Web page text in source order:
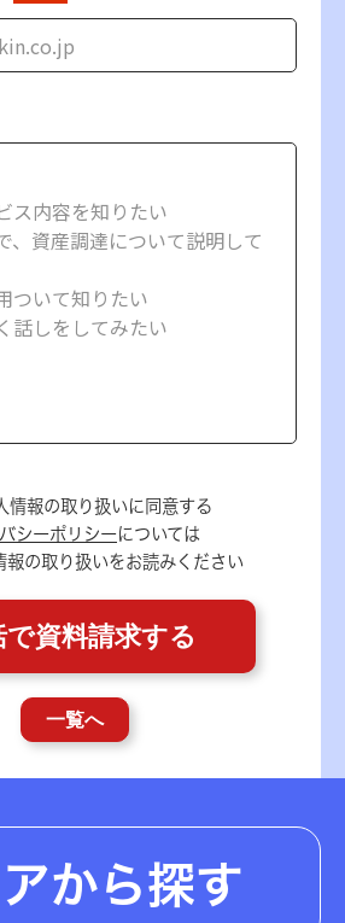
情報の取り扱いに同意する
シーポリシーについては
報の取り扱いをお読みください
一覧へ
から探す